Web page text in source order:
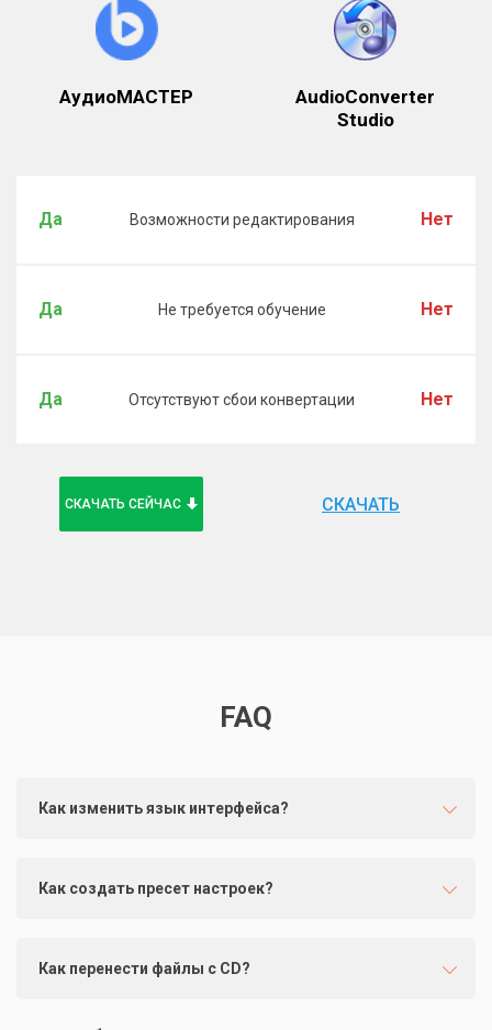
АудиоМАСТЕР
AudioConverter
Studio
Да Возможности редактирования Нет
Да Не требуется обучение Нет
Да Отсутствуют сбои конвертации Нет
СКАЧАТЬ СЕЙЧАС СКАЧАТЬ
FAQ
Как изменить язык интерфейса?
Как создать пресет настроек?
Как перенести файлы с CD?